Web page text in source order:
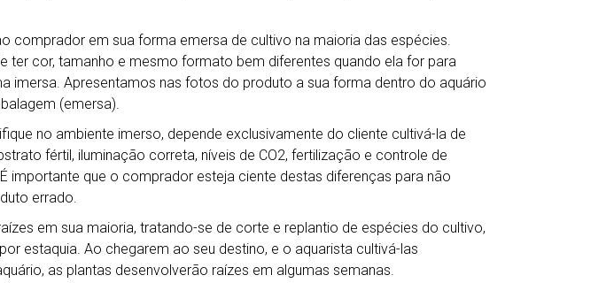
comprador em sua forma emersa de cultivo na maioria das espécies.
ter cor, tamanho e mesmo formato bem diferentes quando ela for para
imersa. Apresentamos nas fotos do produto a sua forma dentro do aquário
(emersa).
no ambiente imerso, depende exclusivamente do cliente cultivá-la de
fértil, iluminação correta, níveis de CO2, fertilização e controle de
importante que o comprador esteja ciente destas diferenças para não
errado.
em sua maioria, tratando-se de corte e replantio de espécies do cultivo,
estaquia. Ao chegarem ao seu destino, e o aquarista cultivá-las
as plantas desenvolverão raízes em algumas semanas.